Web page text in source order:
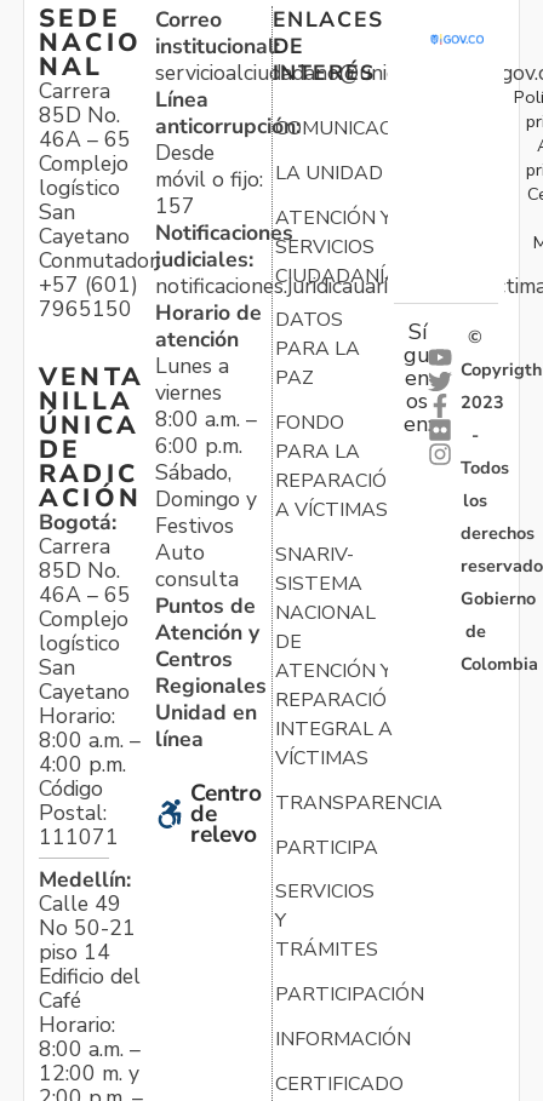
SEDE
NACIO
NAL
Carrera
85D No.
46A – 65
Complejo
logístico
San
Cayetano
Conmutador:
+57 (601)
7965150
VENTA
NILLA
ÚNICA
DE
RADIC
ACIÓN
Bogotá:
Carrera
85D No.
46A – 65
Complejo
logístico
San
Cayetano
Horario:
8:00 a.m. –
4:00 p.m.
Código
Postal:
111071
Medellín:
Calle 49
No 50-21
piso 14
Edificio del
Café
Horario:
8:00 a.m. –
12:00 m. y
Correo
institucional:
Línea
anticorrupción:
Desde
móvil o fijo:
157
Notificaciones
judiciales:
Horario de
atención
Lunes a
viernes
8:00 a.m. –
6:00 p.m.
Sábado,
Domingo y
Festivos
Auto
consulta
Puntos de
Atención y
Centros
Regionales
Unidad en
línea
Centro
de
relevo
ENLACES
DE
INTERÉS
COMUNICACIONES
LA UNIDAD
ATENCIÓN Y
SERVICIOS
CIUDADANÍA
DATOS
PARA LA
PAZ
FONDO
PARA LA
REPARACIÓN
A VÍCTIMAS
SNARIV-
SISTEMA
NACIONAL
DE
ATENCIÓN Y
REPARACIÓN
INTEGRAL A
VÍCTIMAS
TRANSPARENCIA
PARTICIPA
SERVICIOS
Y
TRÁMITES
PARTICIPACIÓN
INFORMACIÓN
CERTIFICADO
Sí
gu
en
os
en:
©
Copyrigth
2023
-
Todos
los
derechos
Gobierno
de
Colombia